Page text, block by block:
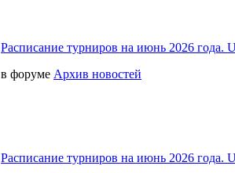
Расписание турниров на июнь 2026 года.
в форуме Архив новостей
Расписание турниров на июнь 2026 года.